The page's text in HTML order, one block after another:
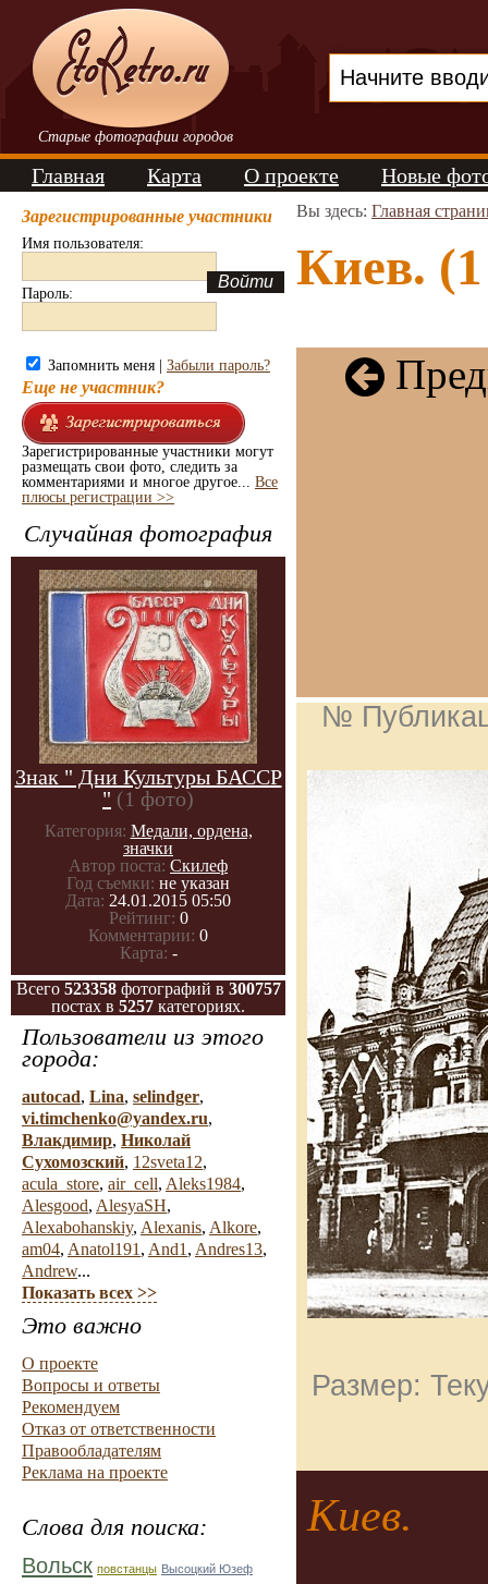
Старые фотографии городов
Главная Карта О проекте Новые
Зарегистрированные участники
Имя пользователя:
Пароль:
Запомнить меня | Забыли пароль?
Еще не участник?
Зарегистрированные участники могут
размещать свои фото, следить за
комментариями и многое другое... Все
плюсы регистрации >>
Случайная фотография
Знак " Дни Культуры БАССР
" (1 фото)
Категория: Медали, ордена,
значки
Автор поста: Скилеф
Год съемки: не указан
Дата: 24.01.2015 05:50
Рейтинг: 0
Комментарии: 0
Карта: -
Всего 523358фотографий в 300757
постах в 5257 категориях.
Пользователи из этого
города:
autocad, Lina, selindger,
vi.timchenko@yandex.ru,
Влакдимир, Николай
Сухомозский, 12sveta12,
acula_store, air_cell, Aleks1984,
Alesgood, AlesyaSH,
Alexabohanskiy, Alexanis, Alkore,
am04, Anatol191 , And1 , Andres13,
Andrew...
Показать всех >>
Это важно
О проекте
Вопросы и ответы
Рекомендуем
Отказ от ответственности
Правообладателям
Реклама на проекте
Слова для поиска:
Вольск повстанцы Высоцкий Юзеф
Вы здесь: Главная
Киев.
№
Размер:
Киев.